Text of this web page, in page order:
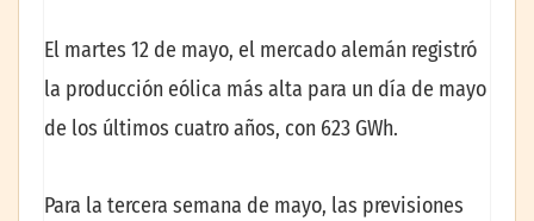
El martes 12 de mayo, el mercado alemán registró
la producción eólica más alta para un día de mayo
de los últimos cuatro años, con 623 GWh.
Para la tercera semana de mayo, las previsiones